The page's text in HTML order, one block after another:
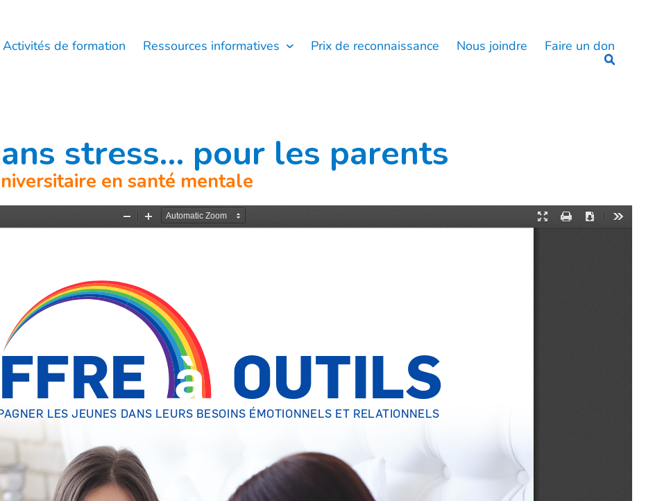
Activités de formation Ressources informatives Prix de reconnaissance Nous joindre Faire un don
stress… pour les parents
en santé mentale